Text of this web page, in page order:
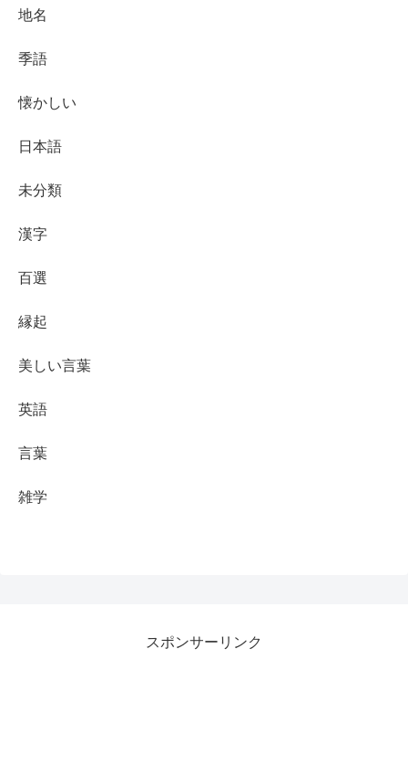
地名
季語
懐かしい
日本語
未分類
漢字
百選
縁起
美しい言葉
英語
言葉
雑学
スポンサーリンク